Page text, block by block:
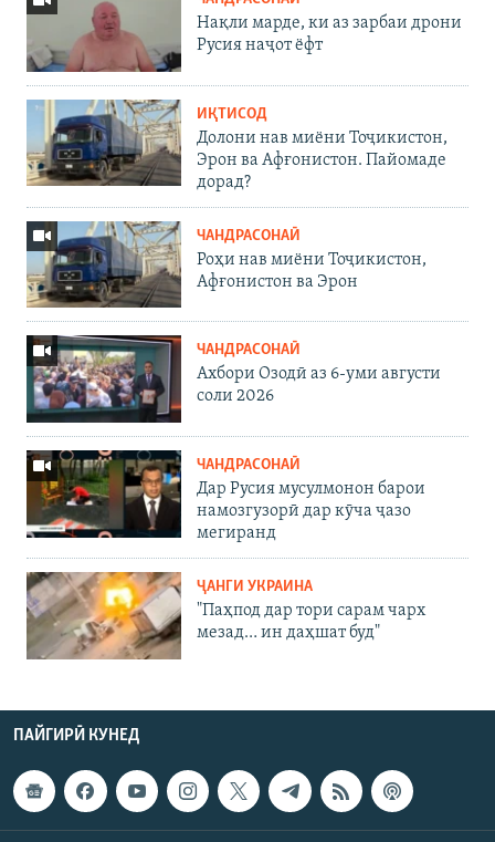
Нақли марде, ки аз зарбаи дрони
Русия наҷот ёфт
ИҚТИСОД
Долони нав миёни Тоҷикистон,
Эрон ва Афғонистон. Пайомаде
дорад?
ЧАНДРАСОНАӢ
Роҳи нав миёни Тоҷикистон,
Афғонистон ва Эрон
ЧАНДРАСОНАӢ
Ахбори Озодӣ аз 6-уми августи
соли 2026
ЧАНДРАСОНАӢ
Дар Русия мусулмонон барои
намозгузорӣ дар кӯча ҷазо
мегиранд
ҶАНГИ УКРАИНА
"Паҳпод дар тори сарам чарх
мезад… ин даҳшат буд"
ПАЙГИРӢ КУНЕД